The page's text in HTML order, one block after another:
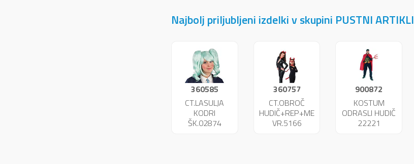
Najbolj priljubljeni izdelki v skupini PUSTNI ARTIKLI
360585
CT.LASULJA
KODRI
ŠK.02874
360757
CT.OBROČ
HUDIČ+REP+METULJČEK
VR.5166
900872
KOSTUM
ODRASLI HUDIČ
22221